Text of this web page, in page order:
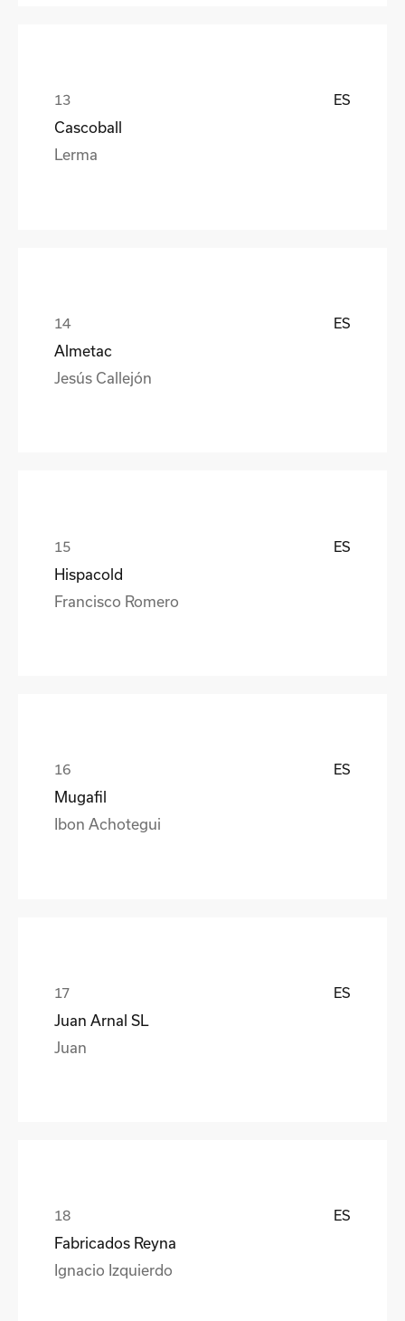
ES
Cascoball
Lerma
ES
Almetac
Jesús Callejón
ES
Hispacold
Francisco Romero
ES
Mugafil
Ibon Achotegui
ES
Juan Arnal SL
Juan
ES
Fabricados Reyna
Ignacio Izquierdo